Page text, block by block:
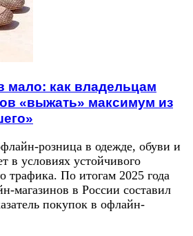
мало: как владельцам
«выжать» максимум из
розница в одежде, обуви и
в условиях устойчивого
трафика. По итогам 2025 года
магазинов в России составил
покупок в офлайн-